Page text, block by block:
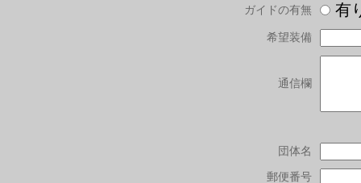
ガイドの有無
希望装備
通信欄
団体名
郵便番号